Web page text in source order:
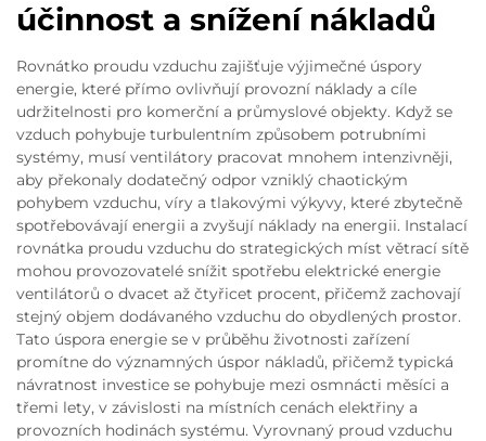
účinnost a snížení nákladů
Rovnátko proudu vzduchu zajišťuje výjimečné úspory
energie, které přímo ovlivňují provozní náklady a cíle
udržitelnosti pro komerční a průmyslové objekty. Když se
vzduch pohybuje turbulentním způsobem potrubními
systémy, musí ventilátory pracovat mnohem intenzivněji,
aby překonaly dodatečný odpor vzniklý chaotickým
pohybem vzduchu, víry a tlakovými výkyvy, které zbytečně
spotřebovávají energii a zvyšují náklady na energii. Instalací
rovnátka proudu vzduchu do strategických míst větrací sítě
mohou provozovatelé snížit spotřebu elektrické energie
ventilátorů o dvacet až čtyřicet procent, přičemž zachovají
stejný objem dodávaného vzduchu do obydlených prostor.
Tato úspora energie se v průběhu životnosti zařízení
promítne do významných úspor nákladů, přičemž typická
návratnost investice se pohybuje mezi osmnácti měsíci a
třemi lety, v závislosti na místních cenách elektřiny a
provozních hodinách systému. Vyrovnaný proud vzduchu